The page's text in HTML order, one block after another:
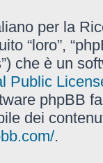
per la
“loro”,
che è un
Public
phpBB
dei
.